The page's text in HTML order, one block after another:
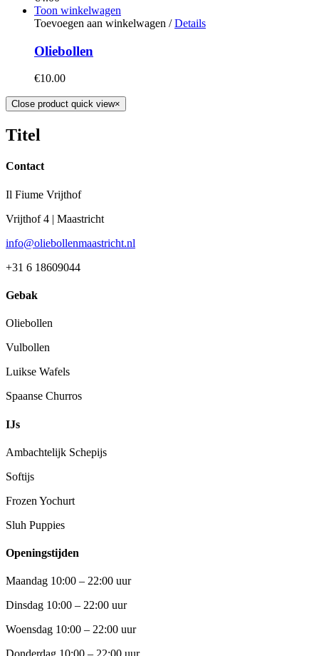
Toon winkelwagen
Toevoegen aan winkelwagen / Details
Oliebollen
€10.00
Close product quick view×
Titel
Contact
Il Fiume Vrijthof
Vrijthof 4 | Maastricht
info@oliebollenmaastricht.nl
+31 6 18609044
Gebak
Oliebollen
Vulbollen
Luikse Wafels
Spaanse Churros
IJs
Ambachtelijk Schepijs
Softijs
Frozen Yochurt
Sluh Puppies
Openingstijden
Maandag 10:00 – 22:00 uur
Dinsdag 10:00 – 22:00 uur
Woensdag 10:00 – 22:00 uur